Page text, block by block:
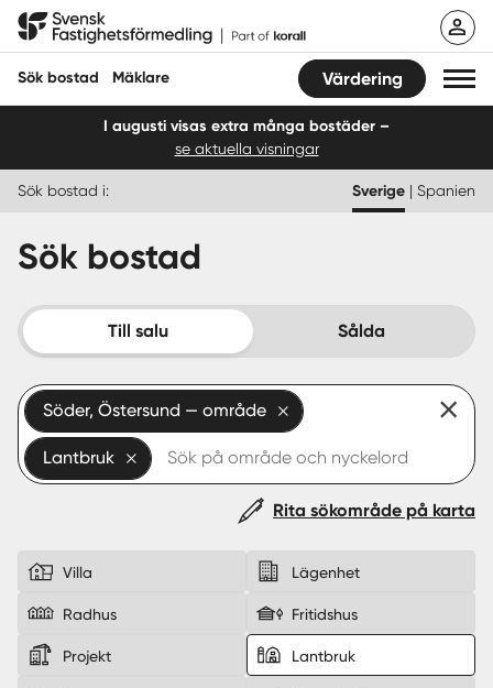
Hoppa
Svensk Fastighetsförmedling
Sök bostad Mäklare Värdering
Sälja
Köpa
Start
Logga in
I augusti visas extra många bostäder –
se aktuella visningar
Sök bostad i: Sverige | Spanien
Sök bostad
Till salu Sålda
Söder, Östersund — område
Lantbruk
Rita sökområde på karta
Villa Lägenhet
Radhus Fritidshus
Projekt Lantbruk